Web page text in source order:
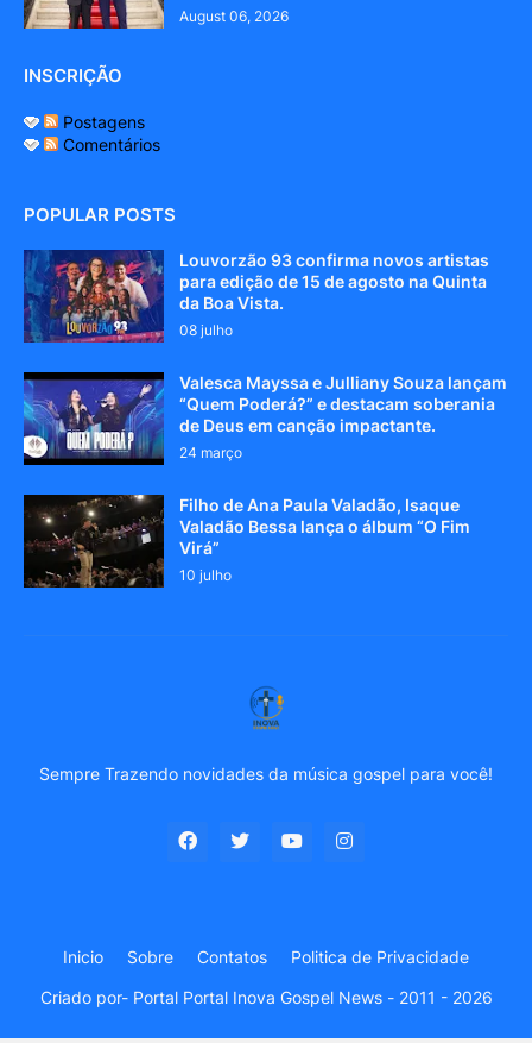
August 06, 2026
INSCRIÇÃO
Postagens
Comentários
POPULAR POSTS
Louvorzão 93 confirma novos artistas
para edição de 15 de agosto na Quinta
da Boa Vista.
08 julho
Valesca Mayssa e Julliany Souza lançam
“Quem Poderá?” e destacam soberania
de Deus em canção impactante.
24 março
Filho de Ana Paula Valadão, Isaque
Valadão Bessa lança o álbum “O Fim
Virá”
10 julho
Sempre Trazendo novidades da música gospel para você!
Criado por- Portal Portal Inova Gospel News - 2011 - 2026
Inicio Sobre Contatos Politica de Privacidade